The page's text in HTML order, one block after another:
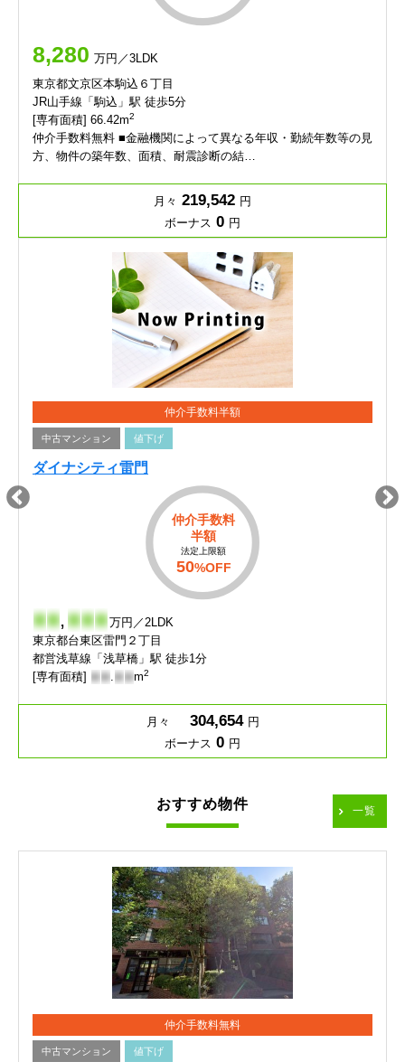
8,280 万円／3LDK
東京都文京区本駒込６丁目
JR山手線「駒込」駅 徒歩5分
[専有面積] 66.42m2
仲介手数料無料 ■金融機関によって異なる年収・勤続年数等の見
方、物件の築年数、面積、耐震診断の結…
月々 219,542 円
ボーナス 0 円
仲介手数料半額
中古マンション 値下げ
ダイナシティ雷門
仲介手数料
半額
法定上限額
50%OFF
- - ,- - - 万円／2LDK
東京都台東区雷門２丁目
都営浅草線「浅草橋」駅 徒歩1分
[専有面積] - - .- - m2
月々 304,654 円
ボーナス 0 円
おすすめ物件 一覧
仲介手数料無料
中古マンション 値下げ